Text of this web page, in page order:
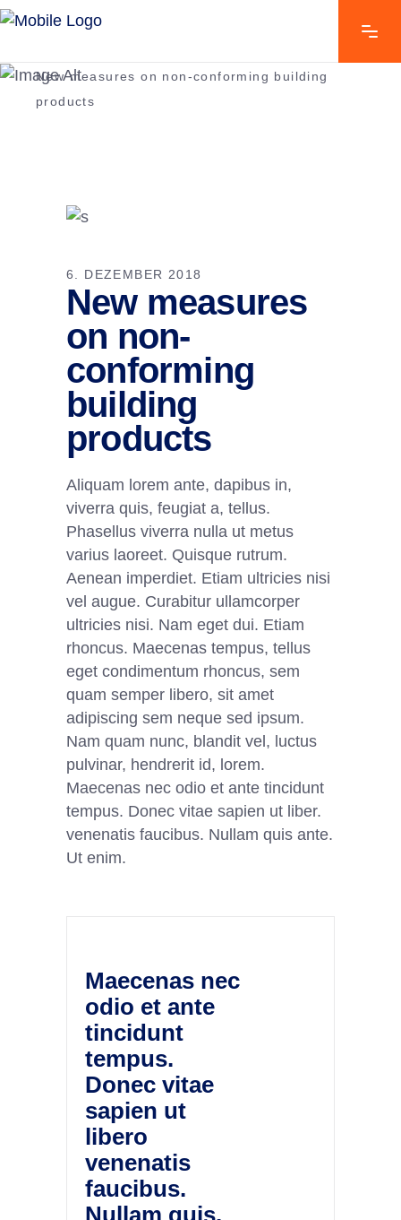
New measures on non-conforming building
products
6. DEZEMBER 2018
New measures
on non-
conforming
building
products
Aliquam lorem ante, dapibus in,
viverra quis, feugiat a, tellus.
Phasellus viverra nulla ut metus
varius laoreet. Quisque rutrum.
Aenean imperdiet. Etiam ultricies nisi
vel augue. Curabitur ullamcorper
ultricies nisi. Nam eget dui. Etiam
rhoncus. Maecenas tempus, tellus
eget condimentum rhoncus, sem
quam semper libero, sit amet
adipiscing sem neque sed ipsum.
Nam quam nunc, blandit vel, luctus
pulvinar, hendrerit id, lorem.
Maecenas nec odio et ante tincidunt
tempus. Donec vitae sapien ut liber.
venenatis faucibus. Nullam quis ante.
Ut enim.
Maecenas nec
odio et ante
tincidunt
tempus.
Donec vitae
sapien ut
libero
venenatis
faucibus.
Nullam quis.